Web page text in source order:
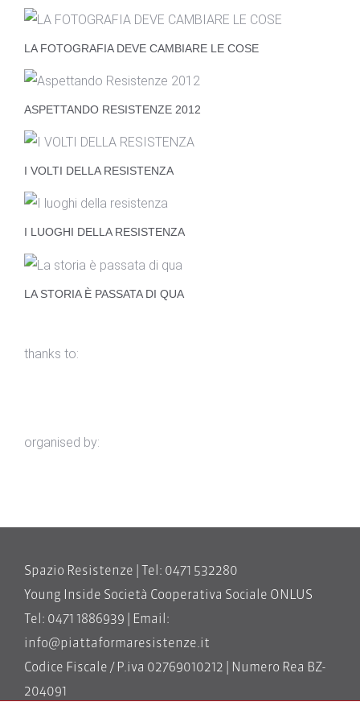
LA FOTOGRAFIA DEVE CAMBIARE LE COSE
ASPETTANDO RESISTENZE 2012
I VOLTI DELLA RESISTENZA
I LUOGHI DELLA RESISTENZA
LA STORIA È PASSATA DI QUA
thanks to:
organised by:
Spazio Resistenze | Tel: 0471 532280
Young Inside Società Cooperativa Sociale ONLUS
Tel: 0471 1886939 | Email:
info@piattaformaresistenze.it
Codice Fiscale / P.iva 02769010212 | Numero Rea BZ-
204091